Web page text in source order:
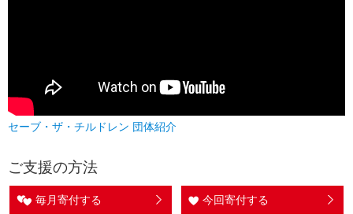
セーブ・ザ・チルドレン 団体紹介
ご支援の方法
毎月寄付する 今回寄付する